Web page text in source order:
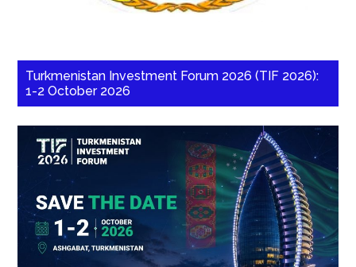
Turkmenistan Investment Forum 2026 (TIF 2026):
1-2 October 2026